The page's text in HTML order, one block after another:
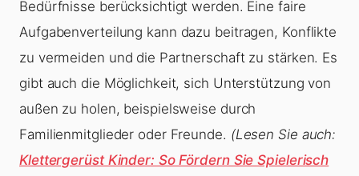
Bedürfnisse berücksichtigt werden. Eine faire
Aufgabenverteilung kann dazu beitragen, Konflikte
zu vermeiden und die Partnerschaft zu stärken. Es
gibt auch die Möglichkeit, sich Unterstützung von
außen zu holen, beispielsweise durch
Familienmitglieder oder Freunde. (Lesen Sie auch:
Klettergerüst Kinder: So Fördern Sie Spielerisch